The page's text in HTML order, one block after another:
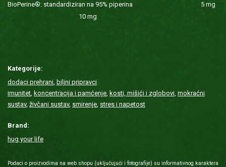
BioPerine®: standardiziran na 95% piperina 5 mg
10 mg
Kategorije:
dodaci prehrani, biljni pripravci
imunitet, koncentracija i pamćenje, kosti, mišići i zglobovi, mokraćni
sustav, živčani sustav, smirenje, stres i napetost
Brand:
hug your life
Podaci o proizvodima na web shopu (uključujući i fotografije) su informativnog karaktera